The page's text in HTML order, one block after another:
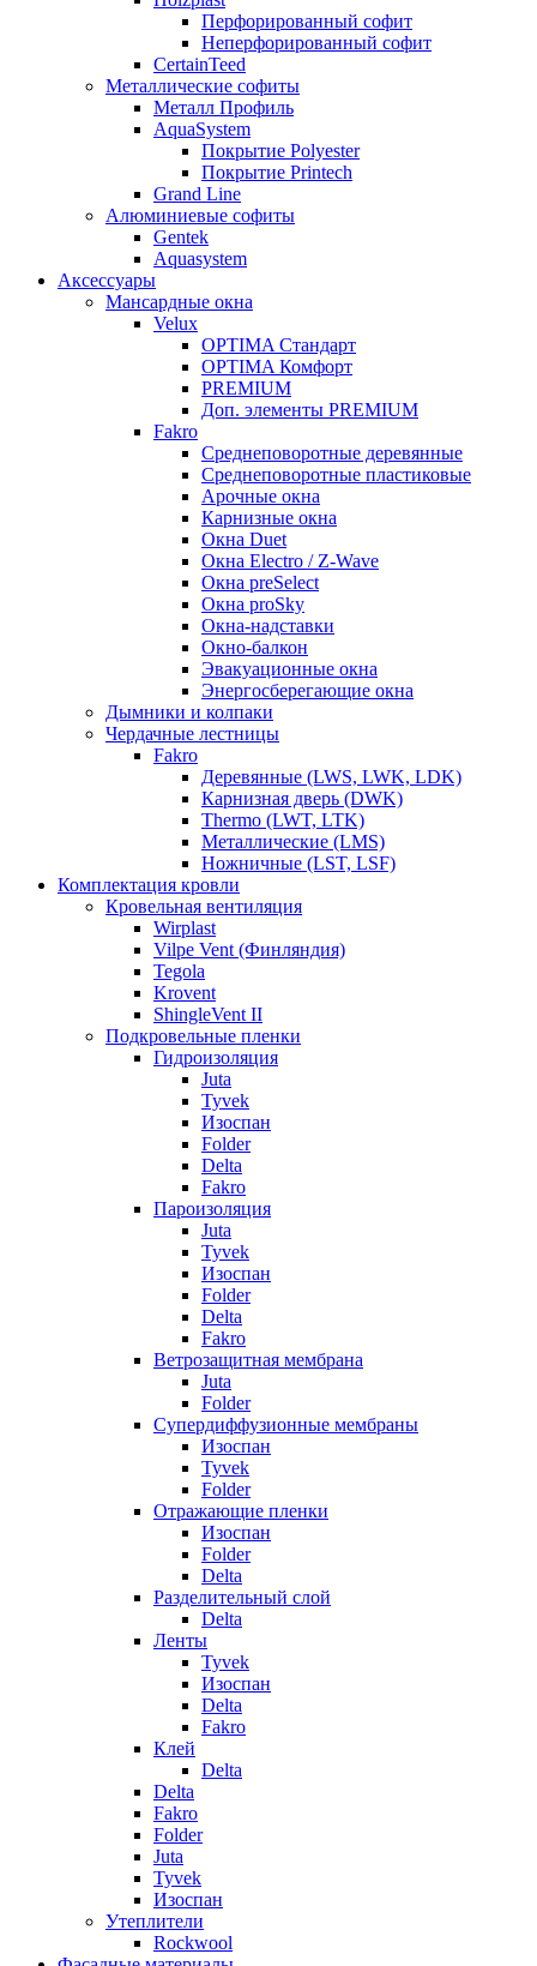
Перфорированный софит
Неперфорированный софит
CertainTeed
Металлические софиты
Металл Профиль
AquaSystem
Покрытие Polyester
Покрытие Printech
Grand Line
Алюминиевые софиты
Gentek
Aquasystem
Аксессуары
Мансардные окна
Velux
OPTIMA Стандарт
OPTIMA Комфорт
PREMIUM
Доп. элементы PREMIUM
Fakro
Cреднеповоротные деревянные
Cреднеповоротные пластиковые
Арочные окна
Карнизные окна
Окна Duet
Окна Electro / Z-Wave
Окна preSelect
Окна proSky
Окна-надставки
Окно-балкон
Эвакуационные окна
Энергосберегающие окна
Дымники и колпаки
Чердачные лестницы
Fakro
Деревянные (LWS, LWK, LDK)
Карнизная дверь (DWK)
Thermo (LWT, LTK)
Металлические (LMS)
Ножничные (LST, LSF)
Комплектация кровли
Кровельная вентиляция
Wirplast
Vilpe Vent (Финляндия)
Tegola
Krovent
ShingleVent II
Подкровельные пленки
Гидроизоляция
Juta
Tyvek
Изоспан
Folder
Delta
Fakro
Пароизоляция
Juta
Tyvek
Изоспан
Folder
Delta
Fakro
Ветрозащитная мембрана
Juta
Folder
Супердиффузионные мембраны
Изоспан
Tyvek
Folder
Отражающие пленки
Изоспан
Folder
Delta
Разделительный слой
Delta
Ленты
Tyvek
Изоспан
Delta
Fakro
Клей
Delta
Delta
Fakro
Folder
Juta
Tyvek
Изоспан
Утеплители
Rockwool